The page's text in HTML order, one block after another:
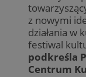
z nowymi
działania w
festiwal
podkreśla
Centrum